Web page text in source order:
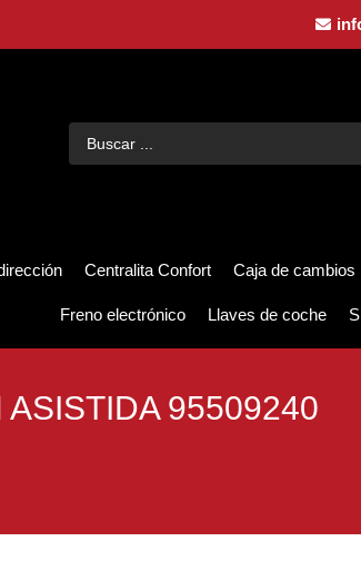
Centralita Confort Caja de cambios
Freno electrónico Llaves de coche
ASISTIDA 95509240